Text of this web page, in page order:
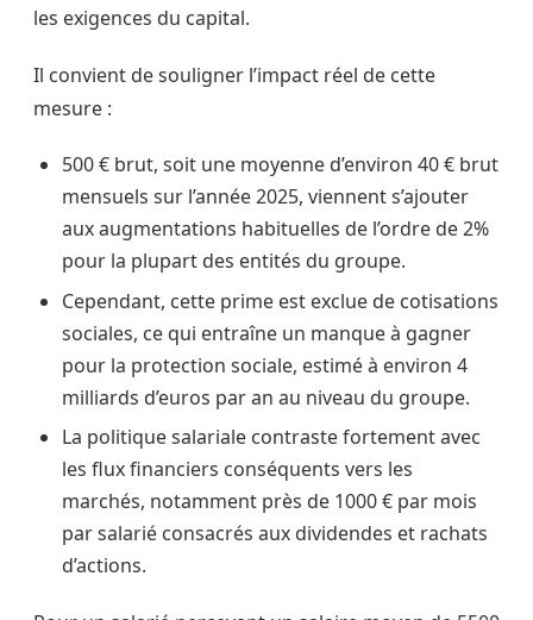
les exigences du capital.
Il convient de souligner l’impact réel de cette
mesure :
500 € brut, soit une moyenne d’environ 40 € brut
mensuels sur l’année 2025, viennent s’ajouter
aux augmentations habituelles de l’ordre de 2%
pour la plupart des entités du groupe.
Cependant, cette prime est exclue de cotisations
sociales, ce qui entraîne un manque à gagner
pour la protection sociale, estimé à environ 4
milliards d’euros par an au niveau du groupe.
La politique salariale contraste fortement avec
les flux financiers conséquents vers les
marchés, notamment près de 1000 € par mois
par salarié consacrés aux dividendes et rachats
d’actions.